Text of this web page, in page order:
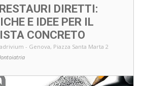
DIRETTI:
E IDEE PER IL
CONCRETO
- Genova, Piazza Santa Marta 2